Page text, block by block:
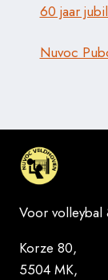
60 jaar
Nuvoc
Voor
Korze 80,
5504 MK,